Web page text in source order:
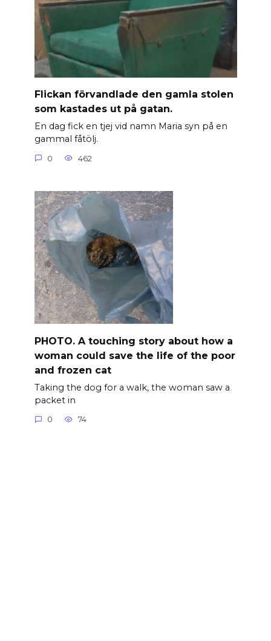
Flickan förvandlade den gamla stolen
som kastades ut på gatan.
En dag fick en tjej vid namn Maria syn på en
gammal fåtölj.
0 462
PHOTO. A touching story about how a
woman could save the life of the poor
and frozen cat
Taking the dog for a walk, the woman saw a
packet in
0 74